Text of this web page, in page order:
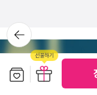
지 검증 기법을 살펴본
에 사용되면서,인공지
AI 소프트웨어는 학습
법칙을 찾아내는 귀
뒤로가
기